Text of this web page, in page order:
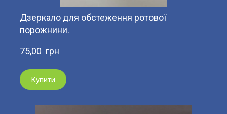
Дзеркало для обстеження ротової
порожнини.
75,00  грн
Купити